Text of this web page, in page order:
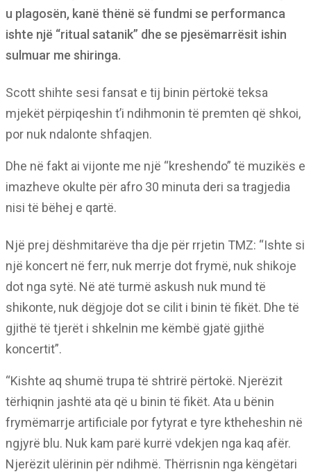
u plagosën, kanë thënë së fundmi se performanca
ishte një “ritual satanik” dhe se pjesëmarrësit ishin
sulmuar me shiringa.
Scott shihte sesi fansat e tij binin përtokë teksa
mjekët përpiqeshin t’i ndihmonin të premten që shkoi,
por nuk ndalonte shfaqjen.
Dhe në fakt ai vijonte me një “kreshendo” të muzikës e
imazheve okulte për afro 30 minuta deri sa tragjedia
nisi të bëhej e qartë.
Një prej dëshmitarëve tha dje për rrjetin TMZ: “Ishte si
një koncert në ferr, nuk merrje dot frymë, nuk shikoje
dot nga sytë. Në atë turmë askush nuk mund të
shikonte, nuk dëgjoje dot se cilit i binin të fikët. Dhe të
gjithë të tjerët i shkelnin me këmbë gjatë gjithë
koncertit”.
“Kishte aq shumë trupa të shtrirë përtokë. Njerëzit
tërhiqnin jashtë ata që u binin të fikët. Ata u bënin
frymëmarrje artificiale por fytyrat e tyre ktheheshin në
ngjyrë blu. Nuk kam parë kurrë vdekjen nga kaq afër.
Njerëzit ulërinin për ndihmë. Thërrisnin nga këngëtari